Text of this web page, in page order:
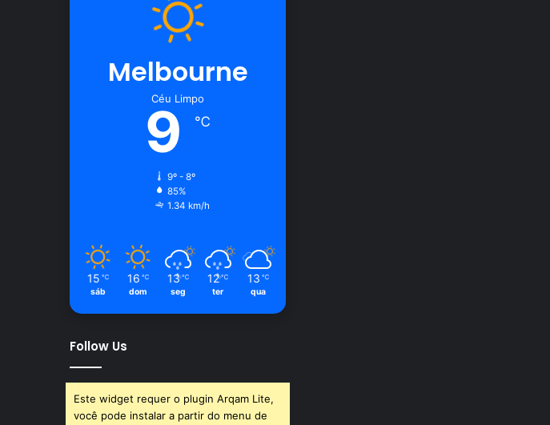
Melbourne
Céu Limpo
9 ℃
9º - 8º
85%
1.34 km/h
15 ℃
sáb
16 ℃
dom
13 ℃
seg
12 ℃
ter
13 ℃
qua
Follow Us
Este widget requer o plugin Arqam Lite,
você pode instalar a partir do menu de